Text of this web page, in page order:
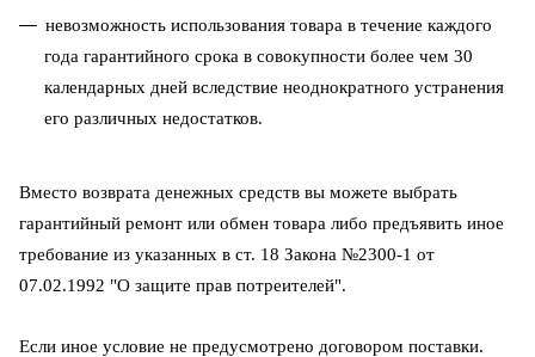
невозможность использования товара в течение каждого
года гарантийного срока в совокупности более чем 30
календарных дней вследствие неоднократного устранения
его различных недостатков.
Вместо возврата денежных средств вы можете выбрать
гарантийный ремонт или обмен товара либо предъявить иное
требование из указанных в ст. 18 Закона №2300-1 от
07.02.1992 "О защите прав потреителей".
Если иное условие не предусмотрено договором поставки.